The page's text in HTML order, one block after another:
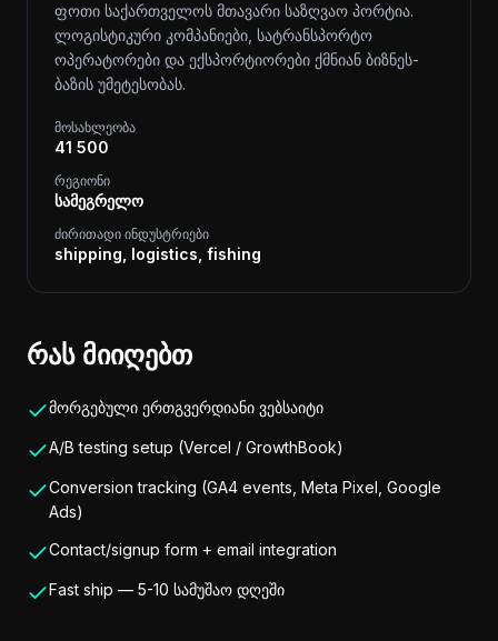
ფოთი საქართველოს მთავარი საზღვაო პორტია.
ლოგისტიკური კომპანიები, სატრანსპორტო
ოპერატორები და ექსპორტიორები ქმნიან ბიზნეს-
ბაზის უმეტესობას.
მოსახლეობა
41 500
რეგიონი
სამეგრელო
ძირითადი ინდუსტრიები
shipping, logistics, fishing
რას მიიღებთ
მორგებული ერთგვერდიანი ვებსაიტი
A/B testing setup (Vercel / GrowthBook)
Conversion tracking (GA4 events, Meta Pixel, Google
Ads)
Contact/signup form + email integration
Fast ship — 5-10 სამუშაო დღეში